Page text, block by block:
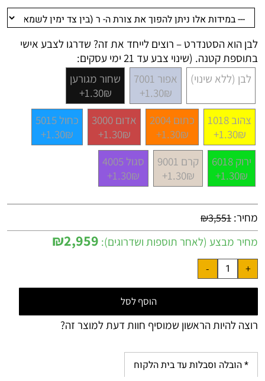
לבן הוא הסטנדרט – רוצים לייחד את זה? שדרגו לצבע אישי
בתוספת קטנה. (שינוי צבע עד 21 ימי עסקים:
לבן (ללא שינוי)
אפור 7001
1.30₪+
שחור מגורען
1.30₪+
צהוב 1018
1.30₪+
כתום 2004
1.30₪+
אדום 3000
1.30₪+
כחול 5015
1.30₪+
ירוק 6018
1.30₪+
קרם 9001
1.30₪+
סגול 4005
1.30₪+
מחיר: ₪3,551
מחיר מבצע (לאחר תוספות ושדרוגים): ₪2,959
הוסף לסל
רוצה להיות הראשון שמוסיף חוות דעת למוצר זה?
* הובלה וסבלות עד בית הלקוח